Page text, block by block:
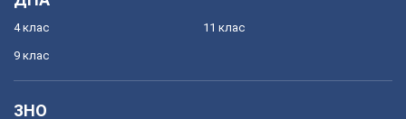
4 клас
9 клас
11 клас
ЗНО